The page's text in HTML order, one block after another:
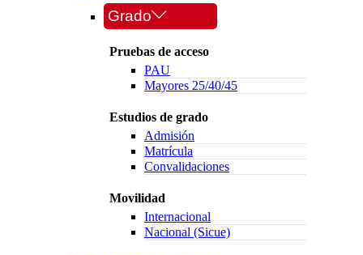
Grado
Pruebas de acceso
PAU
Mayores 25/40/45
Estudios de grado
Admisión
Matrícula
Convalidaciones
Movilidad
Internacional
Nacional (Sicue)